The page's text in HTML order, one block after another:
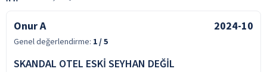
Onur A 2024-10
Genel değerlendirme: 1/ 5
SKANDAL OTEL ESKİ SEYHAN DEĞİL